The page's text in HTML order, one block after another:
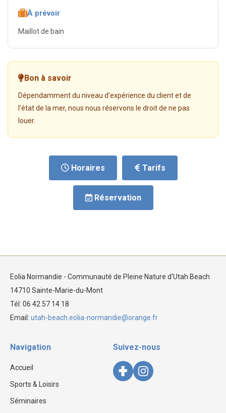
À prévoir
Maillot de bain
Bon à savoir
Dépendamment du niveau d'expérience du client et de
l'état de la mer, nous nous réservons le droit de ne pas
louer.
Horaires Tarifs
Réservation
Eolia Normandie - Communauté de Pleine Nature d'Utah Beach
14710 Sainte-Marie-du-Mont
Tél: 06 42 57 14 18
Email: utah-beach.eolia-normandie@orange.fr
Navigation
Accueil
Sports & Loisirs
Séminaires
Suivez-nous